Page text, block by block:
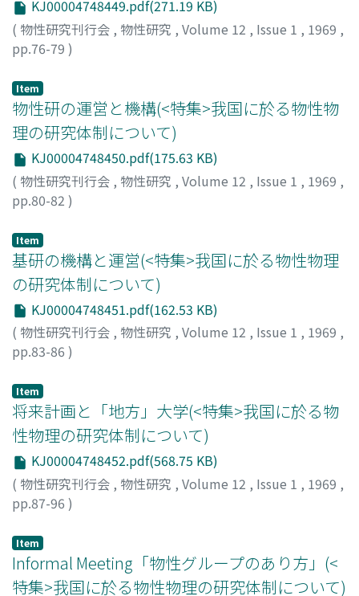
KJ00004748449.pdf(271.19 KB)
( 物性研究刊行会 , 物性研究 , Volume 12 , Issue 1 , 1969 ,
pp.76-79 )
Item
物性研の運営と機構(<特集>我国に於る物性物
理の研究体制について)
KJ00004748450.pdf(175.63 KB)
( 物性研究刊行会 , 物性研究 , Volume 12 , Issue 1 , 1969 ,
pp.80-82 )
Item
基研の機構と運営(<特集>我国に於る物性物理
の研究体制について)
KJ00004748451.pdf(162.53 KB)
( 物性研究刊行会 , 物性研究 , Volume 12 , Issue 1 , 1969 ,
pp.83-86 )
Item
将来計画と「地方」大学(<特集>我国に於る物
性物理の研究体制について)
KJ00004748452.pdf(568.75 KB)
( 物性研究刊行会 , 物性研究 , Volume 12 , Issue 1 , 1969 ,
pp.87-96 )
Item
Informal Meeting「物性グループのあり方」(<
特集>我国に於る物性物理の研究体制について)